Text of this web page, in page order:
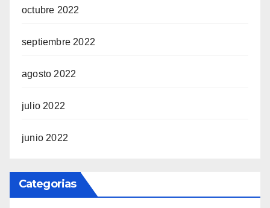
octubre 2022
septiembre 2022
agosto 2022
julio 2022
junio 2022
Categorias